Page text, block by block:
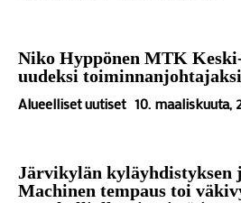
Niko Hyppönen MTK
uudeksi toiminnanjohtajaksi
Alueelliset uutiset 10. maaliskuuta,
Järvikylän kyläyhdistyksen
Machinen tempaus toi